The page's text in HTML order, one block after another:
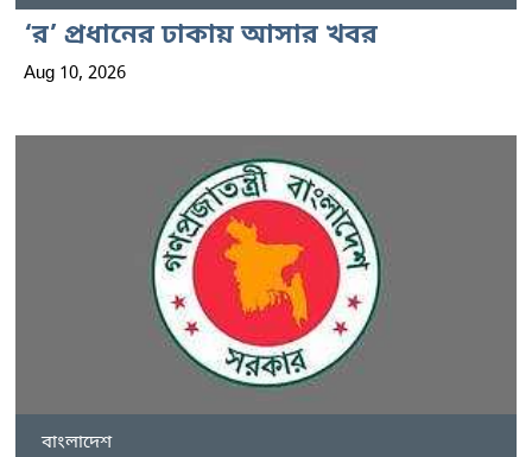
‘র’ প্রধানের ঢাকায় আসার খবর
Aug 10, 2026
বাংলাদেশ